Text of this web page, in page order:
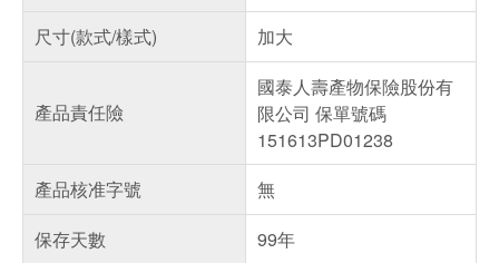
尺寸(款式/樣式)
加大
產品責任險
國泰人壽產物保險股份有
限公司 保單號碼
151613PD01238
產品核准字號
無
保存天數
99年